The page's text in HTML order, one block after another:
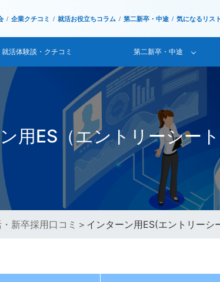
企業クチコミ 就活お役立ちコラム 第二新卒・中途 気になるリスト
就活体験談・クチコミ 第二新卒・中途
用ES（エントリーシー
新卒採用口コミ ＞インターン用ES(エントリーシ